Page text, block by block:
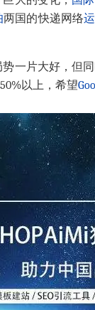
两国的快递网络
一片大好，但
以上，希望